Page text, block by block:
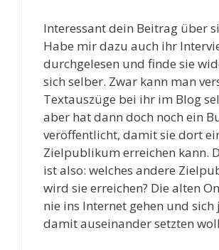
Interessant dein Beitrag über
Habe mir dazu auch ihr
durchgelesen und finde sie
sich selber. Zwar kann man
Textauszüge bei ihr im Blog
aber hat dann doch noch ein
veröffentlicht, damit sie dort
Zielpublikum erreichen kann.
ist also: welches andere
wird sie erreichen? Die alten
nie ins Internet gehen und sich
damit auseinander setzten